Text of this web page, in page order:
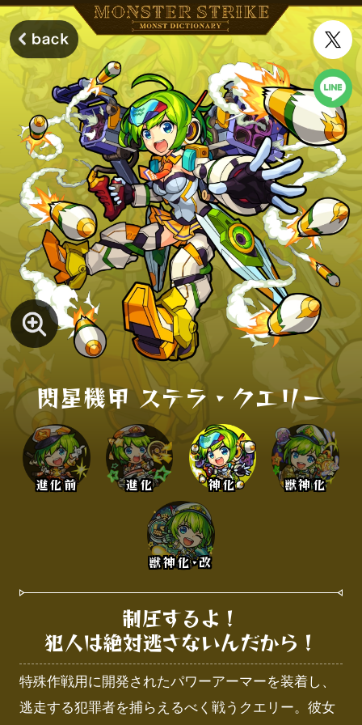
閃星機甲 ステラ・クエリー
進化前 進化 神化 獣神化
獣神化･改
制圧するよ！
犯人は絶対逃さないんだから！
特殊作戦用に開発されたパワーアーマーを装着し、
逃走する犯罪者を捕らえるべく戦うクエリー。彼女